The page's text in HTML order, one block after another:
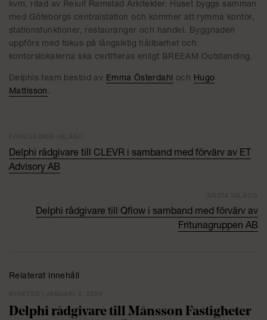
kvm, ritad av Reiulf Ramstad Arkitekter. Huset byggs samman
med Göteborgs centralstation och kommer att rymma kontor,
stationsfunktioner, restauranger och handel. Byggnaden
uppförs med fokus på långsiktig hållbarhet och
kontorslokalerna ska certifieras enligt BREEAM Outstanding.
Delphis team bestod av Emma Österdahl och Hugo
Mattisson .
Delphi rådgivare till CLEVR i samband med förvärv av ET
Advisory AB
Delphi rådgivare till Qflow i samband med förvärv av
Fritunagruppen AB
Relaterat innehåll
Delphi rådgivare till Månsson Fastigheter